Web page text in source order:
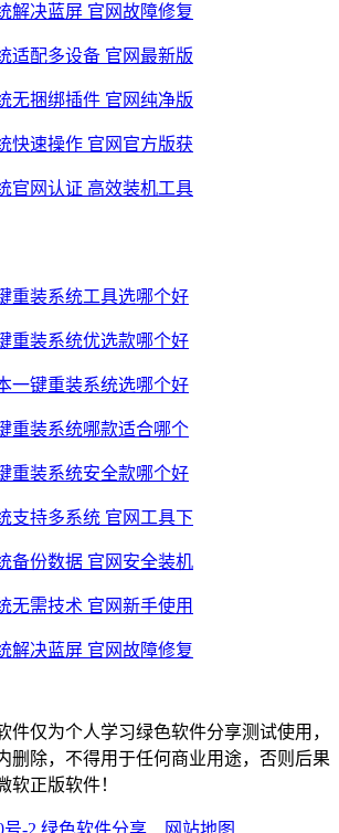
解决蓝屏 官网故障修复
适配多设备 官网最新版
无捆绑插件 官网纯净版
快速操作 官网官方版获
官网认证 高效装机工具
重装系统工具选哪个好
重装系统优选款哪个好
一键重装系统选哪个好
重装系统哪款适合哪个
重装系统安全款哪个好
支持多系统 官网工具下
备份数据 官网安全装机
无需技术 官网新手使用
解决蓝屏 官网故障修复
件仅为个人学习绿色软件分享测试使用，
删除，不得用于任何商业用途，否则后果
软正版软件！